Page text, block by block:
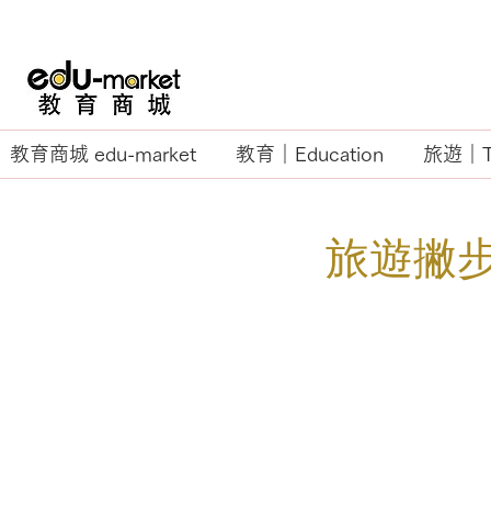
教育商城 edu-market 教育｜Education 旅遊｜
旅遊撇